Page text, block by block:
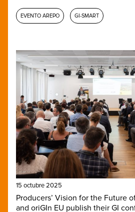
EVENTO AREPO GI-SMART
15 octubre 2025
Producers’ Vision for the Future
and oriGIn EU publish their GI